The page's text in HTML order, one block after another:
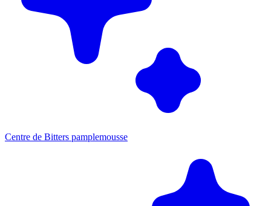
Centre de Bitters pamplemousse